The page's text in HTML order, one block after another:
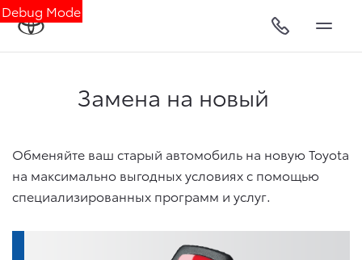
Debug Mode
Замена на новый
Обменяйте ваш старый автомобиль на новую Toyota
на максимально выгодных условиях с помощью
специализированных программ и услуг.